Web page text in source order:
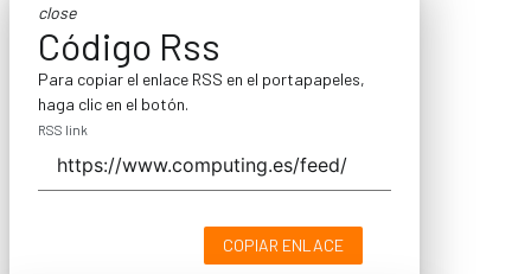
close
Código Rss
Para copiar el enlace RSS en el portapapeles,
haga clic en el botón.
RSS link
COPIAR ENLACE